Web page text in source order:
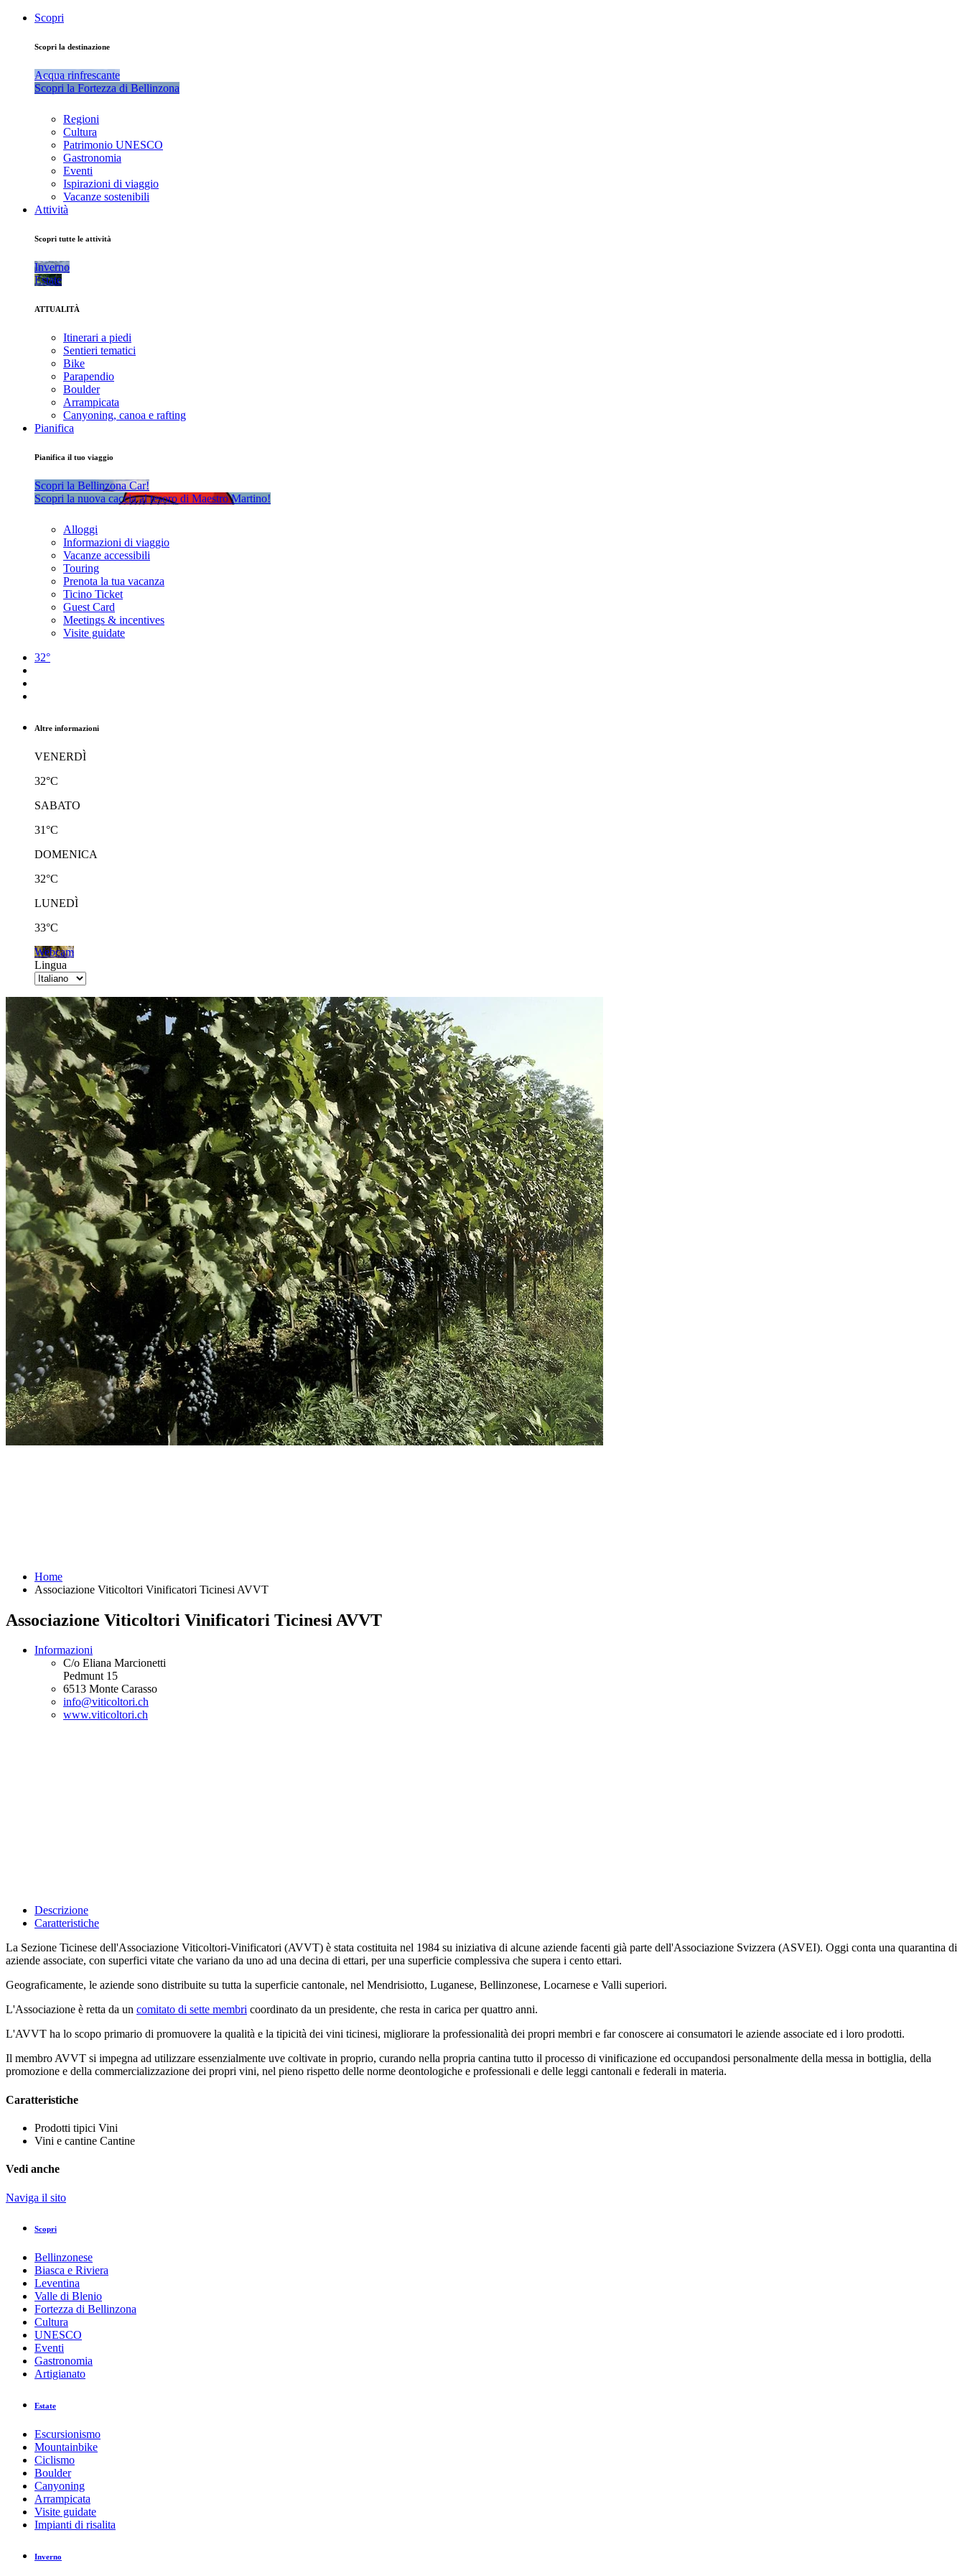
Scopri
Scopri la destinazione
Acqua rinfrescante
Scopri la Fortezza di Bellinzona
Regioni
Cultura
Patrimonio UNESCO
Gastronomia
Eventi
Ispirazioni di viaggio
Vacanze sostenibili
Attività
Scopri tutte le attività
Inverno
Estate
ATTUALITÀ
Itinerari a piedi
Sentieri tematici
Bike
Parapendio
Boulder
Arrampicata
Canyoning, canoa e rafting
Pianifica
Pianifica il tuo viaggio
Scopri la Bellinzona Car!
Scopri la nuova caccia al tesoro di Maestro Martino!
Alloggi
Informazioni di viaggio
Vacanze accessibili
Touring
Prenota la tua vacanza
Ticino Ticket
Guest Card
Meetings & incentives
Visite guidate
32°
Altre informazioni
VENERDÌ
32°C
SABATO
31°C
DOMENICA
32°C
LUNEDÌ
33°C
Webcam
Lingua
Home
Associazione Viticoltori Vinificatori Ticinesi AVVT
Associazione Viticoltori Vinificatori Ticinesi AVVT
Informazioni
C/o Eliana Marcionetti
Pedmunt 15
6513 Monte Carasso
info@viticoltori.ch
www.viticoltori.ch
Descrizione
Caratteristiche
La Sezione Ticinese dell'Associazione Viticoltori-Vinificatori (AVVT) è stata costituita nel 1984 su iniziativa di alcune aziende facenti già parte dell'Associazione Svizzera (ASVEI). Oggi conta una quarantina di
aziende associate, con superfici vitate che variano da uno ad una decina di ettari, per una superficie complessiva che supera i cento ettari.
Geograficamente, le aziende sono distribuite su tutta la superficie cantonale, nel Mendrisiotto, Luganese, Bellinzonese, Locarnese e Valli superiori.
L'Associazione è retta da un comitato di sette membri coordinato da un presidente, che resta in carica per quattro anni.
L'AVVT ha lo scopo primario di promuovere la qualità e la tipicità dei vini ticinesi, migliorare la professionalità dei propri membri e far conoscere ai consumatori le aziende associate ed i loro prodotti.
Il membro AVVT si impegna ad utilizzare essenzialmente uve coltivate in proprio, curando nella propria cantina tutto il processo di vinificazione ed occupandosi personalmente della messa in bottiglia, della
promozione e della commercializzazione dei propri vini, nel pieno rispetto delle norme deontologiche e professionali e delle leggi cantonali e federali in materia.
Caratteristiche
Prodotti tipici Vini
Vini e cantine Cantine
Vedi anche
Naviga il sito
Scopri
Bellinzonese
Biasca e Riviera
Leventina
Valle di Blenio
Fortezza di Bellinzona
Cultura
UNESCO
Eventi
Gastronomia
Artigianato
Estate
Escursionismo
Mountainbike
Ciclismo
Boulder
Canyoning
Arrampicata
Visite guidate
Impianti di risalita
Inverno